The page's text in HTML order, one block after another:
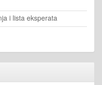
i lista eksperata